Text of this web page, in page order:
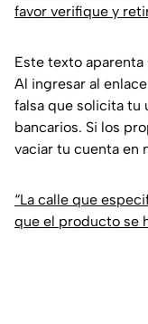
favor verifique y
Este texto
Al ingresar al
falsa que solicita tu
bancarios. Si los
vaciar tu cuenta en
“La calle que
que el producto se